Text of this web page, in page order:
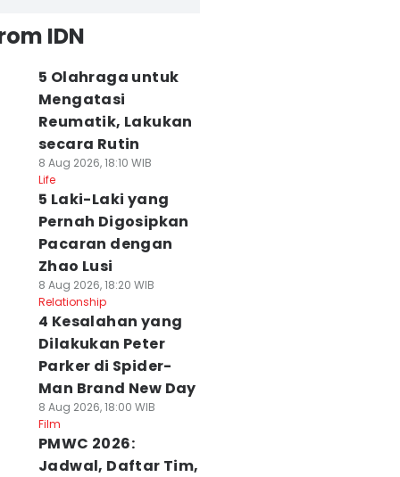
IDN
5 Olahraga untuk
Mengatasi
Reumatik, Lakukan
secara Rutin
8 Aug 2026, 18:10 WIB
Life
5 Laki-Laki yang
Pernah Digosipkan
Pacaran dengan
Zhao Lusi
8 Aug 2026, 18:20 WIB
Relationship
4 Kesalahan yang
Dilakukan Peter
Parker di Spider-
Man Brand New Day
8 Aug 2026, 18:00 WIB
Film
PMWC 2026:
Jadwal, Daftar Tim,